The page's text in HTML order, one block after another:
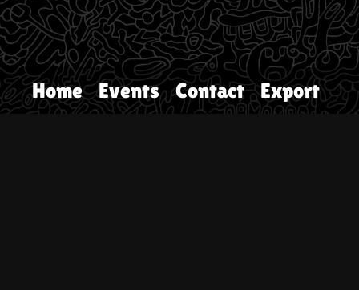
Home Events Contact Export